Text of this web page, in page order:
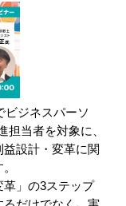
ビジネスパーソ
担当者を対象に、
設計・変革に関
革」の3ステップ